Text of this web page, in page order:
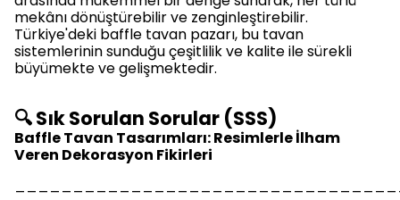
mekânı dönüştürebilir ve zenginleştirebilir.
Türkiye'deki baffle tavan pazarı, bu tavan
sistemlerinin sunduğu çeşitlilik ve kalite ile sürekli
büyümekte ve gelişmektedir.
🔍 Sık Sorulan Sorular (SSS)
Baffle Tavan Tasarımları: Resimlerle İlham
Veren Dekorasyon Fikirleri